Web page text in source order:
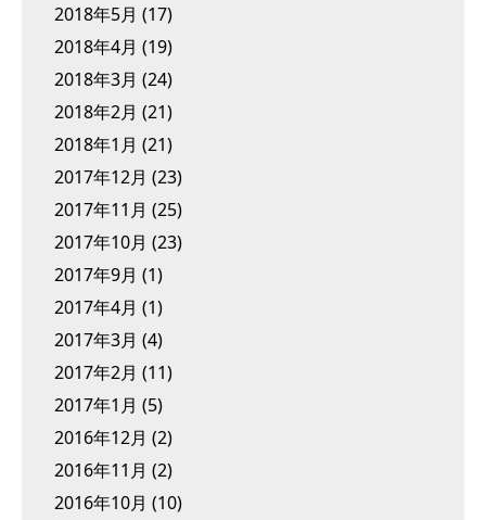
2018年5月 (17)
2018年4月 (19)
2018年3月 (24)
2018年2月 (21)
2018年1月 (21)
2017年12月 (23)
2017年11月 (25)
2017年10月 (23)
2017年9月 (1)
2017年4月 (1)
2017年3月 (4)
2017年2月 (11)
2017年1月 (5)
2016年12月 (2)
2016年11月 (2)
2016年10月 (10)